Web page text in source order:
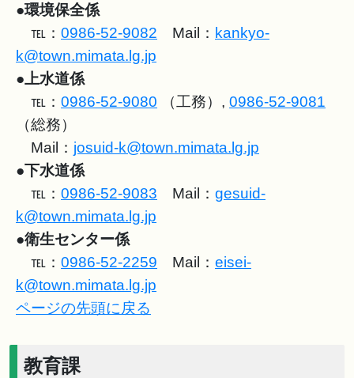
●環境保全係
℡： 0986-52-9082 Mail： kankyo-
k@town.mimata.lg.jp
●上水道係
℡： 0986-52-9080 （工務）, 0986-52-9081
（総務）
Mail： josuid-k@town.mimata.lg.jp
●下水道係
℡： 0986-52-9083 Mail： gesuid-
k@town.mimata.lg.jp
●衛生センター係
℡： 0986-52-2259 Mail： eisei-
k@town.mimata.lg.jp
ページの先頭に戻る
教育課